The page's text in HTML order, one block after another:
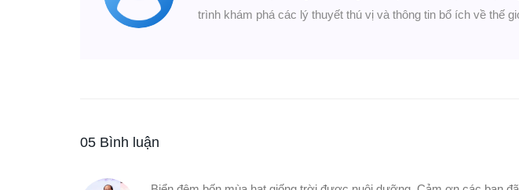
trình khám phá các lý thuyết thú vị và thông tin bổ ích về thế
05 Bình luận